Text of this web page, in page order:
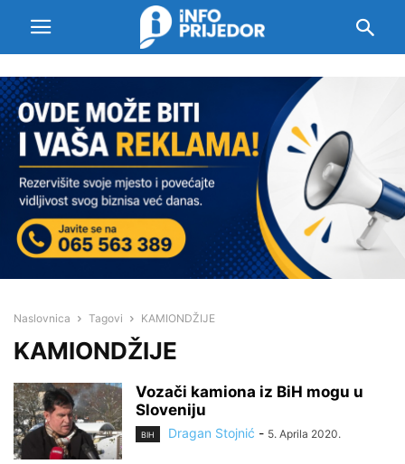
Naslovnica Tagovi KAMIONDŽIJE
KAMIONDŽIJE
Vozači kamiona iz BiH mogu u
Sloveniju
BIH Dragan Stojnić - 5. Aprila 2020.